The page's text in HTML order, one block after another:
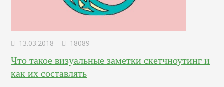
13.03.2018 18089
Что такое визуальные заметки скетчноутинг и
как их составлять